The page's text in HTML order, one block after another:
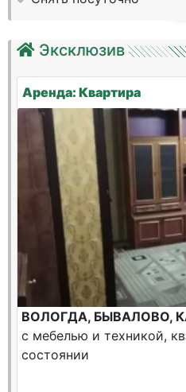
Эксклюзив
Аренда: Квартира
ВОЛОГДА, БЫВАЛОВО,
с мебелью и техникой,
состоянии